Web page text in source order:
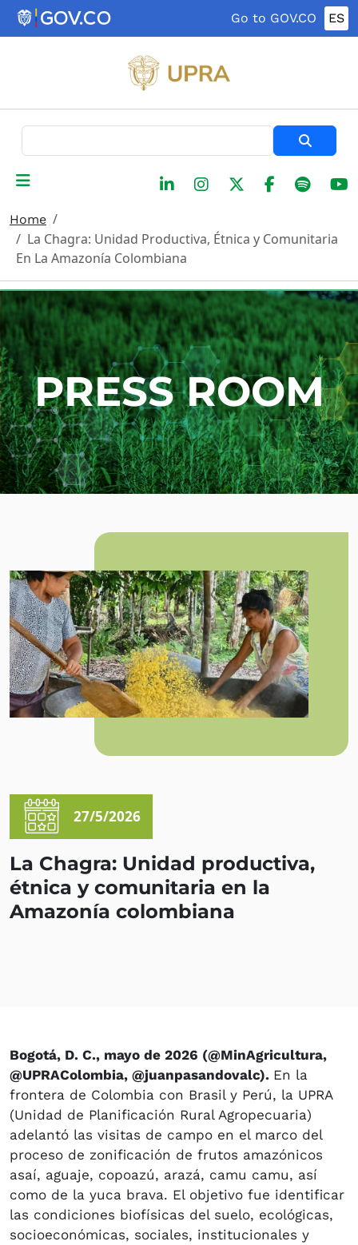
Skip to main content
Go to GOV.CO ES
Home
La Chagra: Unidad Productiva, Étnica y Comunitaria
En La Amazonía Colombiana
PRESS ROOM
27/5/2026
La Chagra: Unidad productiva,
étnica y comunitaria en la
Amazonía colombiana
Bogotá, D. C., mayo de 2026 (@MinAgricultura,
@UPRAColombia, @juanpasandovalc). En la
frontera de Colombia con Brasil y Perú, la UPRA
(Unidad de Planificación Rural Agropecuaria)
adelantó las visitas de campo en el marco del
proceso de zonificación de frutos amazónicos
asaí, aguaje, copoazú, arazá, camu camu, así
como de la yuca brava. El objetivo fue identificar
las condiciones biofísicas del suelo, ecológicas,
socioeconómicas, sociales, institucionales y